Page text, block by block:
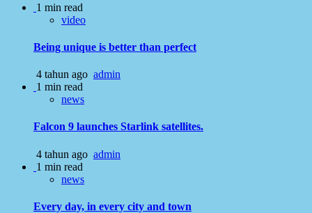
1 min read
video
Being unique is better than perfect
4 tahun ago admin
1 min read
news
Falcon 9 launches Starlink satellites.
4 tahun ago admin
1 min read
news
Every day, in every city and town